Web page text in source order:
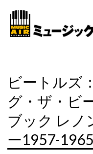
ビートルズ
グ・ザ・ビ
ブック レノ
ー1957-1965